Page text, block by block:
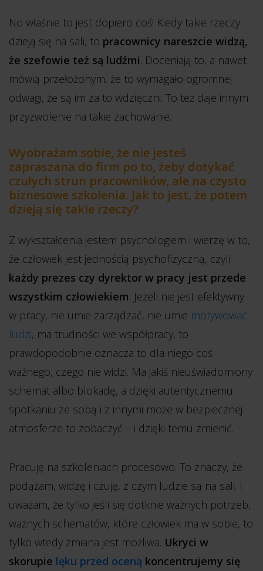
No właśnie to jest dopiero coś! Kiedy takie rzeczy
dzieją się na sali, to pracownicy nareszcie widzą,
że szefowie też są ludźmi. Doceniają to, a nawet
mówią przełożonym, że to wymagało ogromnej
odwagi, że są im za to wdzięczni. To też daje innym
przyzwolenie na takie zachowanie.
Wyobrażam sobie, że nie jesteś
zapraszana do firm po to, żeby dotykać
czułych strun pracowników, ale na czysto
biznesowe szkolenia. Jak to jest, że potem
dzieją się takie rzeczy?
Z wykształcenia jestem psychologiem i wierzę w to,
że człowiek jest jednością psychofizyczną, czyli
każdy prezes czy dyrektor w pracy jest przede
wszystkim człowiekiem. Jeżeli nie jest efektywny
w pracy, nie umie zarządzać, nie umie motywować
ludzi, ma trudności we współpracy, to
prawdopodobnie oznacza to dla niego coś
ważnego, czego nie widzi. Ma jakiś nieuświadomiony
schemat albo blokadę, a dzięki autentycznemu
spotkaniu ze sobą i z innymi może w bezpiecznej
atmosferze to zobaczyć – i dzięki temu zmienić.
Pracuję na szkoleniach procesowo. To znaczy, że
podążam, widzę i czuję, z czym ludzie są na sali. I
uważam, że tylko jeśli się dotknie ważnych potrzeb,
ważnych schematów, które człowiek ma w sobie, to
tylko wtedy zmiana jest możliwa. Ukryci w
skorupie lęku przed oceną koncentrujemy się